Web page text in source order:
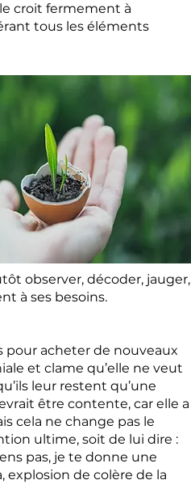
croit fermement à
tous les éléments
observer, décoder, jauger,
à ses besoins.
pour acheter de nouveaux
et clame qu’elle ne veut
leur restent qu’une
être contente, car elle a
cela ne change pas le
ultime, soit de lui dire :
pas, je te donne une
explosion de colère de la